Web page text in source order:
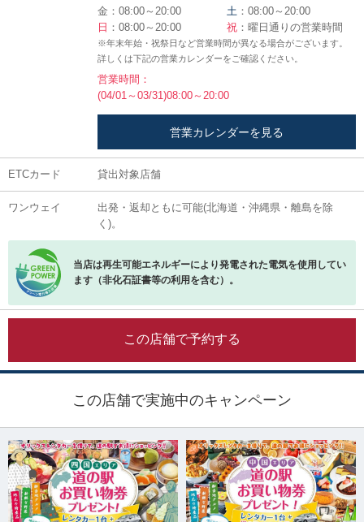
金：08:00～20:00
土 ：08:00～20:00
日 ：08:00～20:00 祝 ：曜日通りの営業時間
※年末年始・祝祭日など営業時間が異なる場合がございます。
詳しくは下記の営業カレンダーをご確認ください。
営業時間：
(04/01～03/31)08:00～20:00
営業カレンダーを見る
ETCカード 貸出対象店舗
ワンウェイ
出発・返却ともに可能(北海道・沖縄県・離島を除
く)。
当店は再生可能エネルギーにより発電された電気を使用してい
ます（非化石証書等の利用を含む）。
この店舗で予約する
この店舗で実施中のキャンペーン